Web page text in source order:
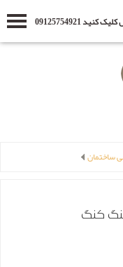
09125754921
ساختمان
هنگ کنگ